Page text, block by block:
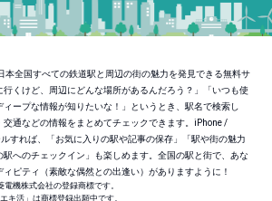
本全国すべての鉄道駅と周辺の街の魅力を発見できる無料サ
行くけど、周辺にどんな場所があるんだろう？」「いつも使
ープな情報が知りたいな！」というとき、駅名で検索し
通などの情報をまとめてチェックできます。iPhone /
すれば、「お気に入りの駅や記事の保存」「駅や街の魅力
へのチェックイン」も楽しめます。全国の駅と街で、あな
ピティ（素敵な偶然との出逢い）がありますように！
機株式会社の登録商標です。
キ活」は商標登録出願中です。